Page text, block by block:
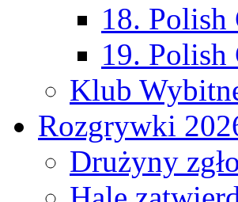
18.
19.
Klub
Rozgrywki
Drużyny